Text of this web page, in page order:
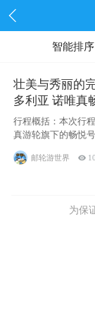
智能排序
壮美与秀丽的
多利亚 诺唯真
行程概括：本次行
真游轮旗下的畅悦
个州/省：美国华盛
邮轮游世界 
为保